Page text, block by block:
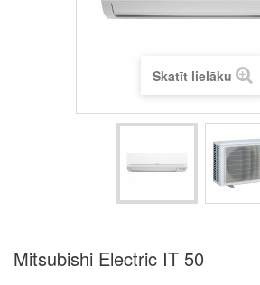
Skatīt lielāku
Mitsubishi Electric IT 50